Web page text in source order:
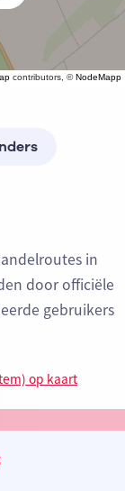
contributors, ©NodeMapp
in
door officiële
gebruikers
op kaart